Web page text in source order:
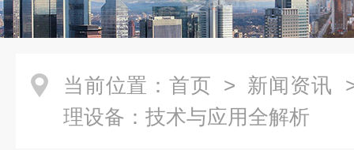
当前位置： 首页 > 新闻资讯
理设备：技术与应用全解析